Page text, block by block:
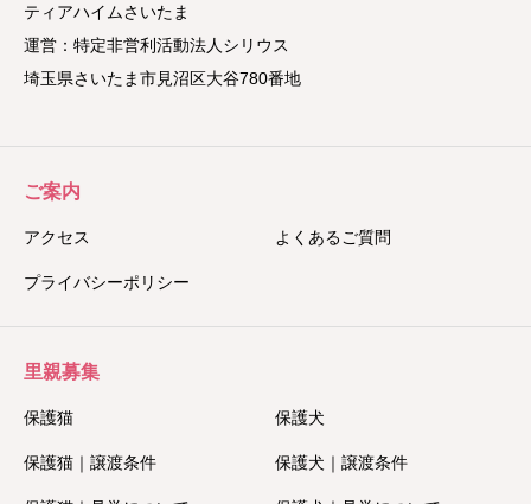
ティアハイムさいたま
運営：特定非営利活動法人シリウス
埼玉県さいたま市見沼区大谷780番地
ご案内
アクセス よくあるご質問
プライバシーポリシー
里親募集
保護猫 保護犬
保護猫｜譲渡条件 保護犬｜譲渡条件